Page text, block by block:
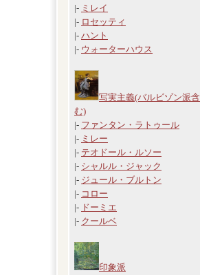
|- ミレイ
|- ロセッティ
|- ハント
|- ウォーターハウス
写実主義(バルビゾン派含
む)
|- ファンタン・ラトゥール
|- ミレー
|- テオドール・ルソー
|- シャルル・ジャック
|- ジュール・ブルトン
|- コロー
|- ドーミエ
|- クールベ
印象派